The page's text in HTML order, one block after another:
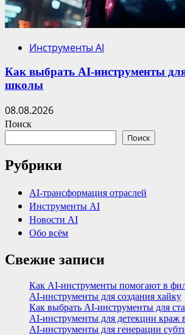
Инструменты AI
Как выбрать AI-инструменты
школы
08.08.2026
Поиск
Поиск
Рубрики
AI-трансформация отраслей
Инструменты AI
Новости AI
Обо всём
Свежие записи
Как AI-инструменты помогают в
AI-инструменты для создания хайку
Как выбрать AI-инструменты для
AI-инструменты для детекции краж
AI-инструменты для генерации